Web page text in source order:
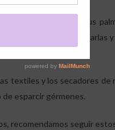
jabón líquido a tus
para luego enjuagarlas
textiles y los secadores
esparcir gérmenes.
recomendamos seguir